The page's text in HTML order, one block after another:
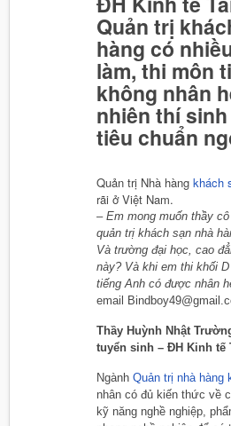
Quản trị
hàng có
làm, thi môn
không nhân
nhiên thí
tiêu chuẩn
Quản trị Nhà hàng khách
rãi ở Việt Nam.
– Em mong muốn thầy
quản trị khách sạn nhà
Và trường đại học, cao
này? Và khi em thi khối
tiếng Anh có được nhân
email
Thầy Huỳnh Nhật
tuyển sinh – ĐH Kinh tế
Ngành Quản trị nhà hàng
nhân có đủ kiến thức về
kỹ năng nghề nghiệp,